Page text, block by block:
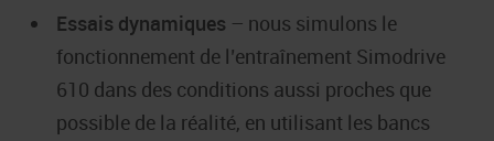
Essais dynamiques – nous simulons le
fonctionnement de l’entraînement Simodrive
610 dans des conditions aussi proches que
possible de la réalité, en utilisant les bancs